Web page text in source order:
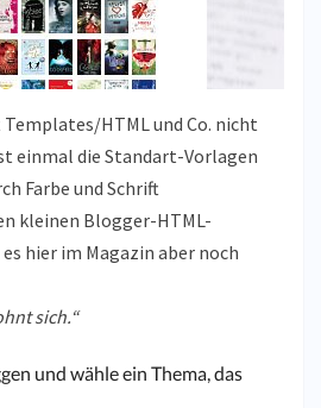
HTML und Co. nicht
einmal die Standart-Vorlagen
Farbe und Schrift
kleinen Blogger-HTML-
hier im Magazin aber noch
sich.“
und wähle ein Thema, das